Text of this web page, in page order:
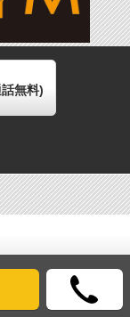
無料)